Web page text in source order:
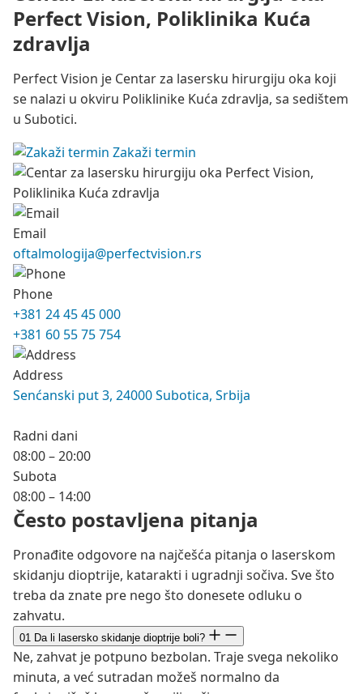
Perfect Vision, Poliklinika Kuća
zdravlja
Perfect Vision je Centar za lasersku hirurgiju oka koji
se nalazi u okviru Poliklinike Kuća zdravlja, sa sedištem
u Subotici.
Zakaži termin
Email
oftalmologija@perfectvision.rs
Phone
+381 24 45 45 000
+381 60 55 75 754
Address
Senćanski put 3, 24000 Subotica, Srbija
Radni dani
08:00 – 20:00
Subota
08:00 – 14:00
Često postavljena pitanja
Pronađite odgovore na najčešća pitanja o laserskom
skidanju dioptrije, katarakti i ugradnji sočiva. Sve što
treba da znate pre nego što donesete odluku o
zahvatu.
01 Da li lasersko skidanje dioptrije boli?
Ne, zahvat je potpuno bezbolan. Traje svega nekoliko
minuta, a već sutradan možeš normalno da